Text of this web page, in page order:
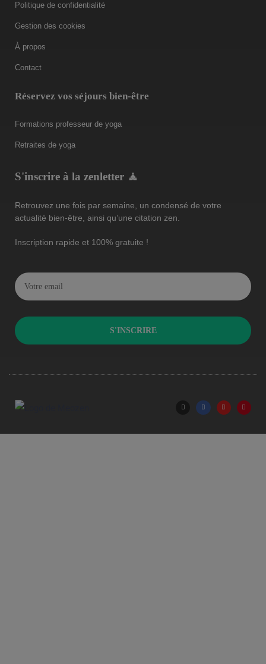
Politique de confidentialité
Gestion des cookies
À propos
Contact
Réservez vos séjours bien-être
Formations professeur de yoga
Retraites de yoga
S'inscrire à la zenletter 🧘
Retrouvez une fois par semaine, un condensé de votre
actualité bien-être, ainsi qu’une citation zen.
Inscription rapide et 100% gratuite !
S'INSCRIRE